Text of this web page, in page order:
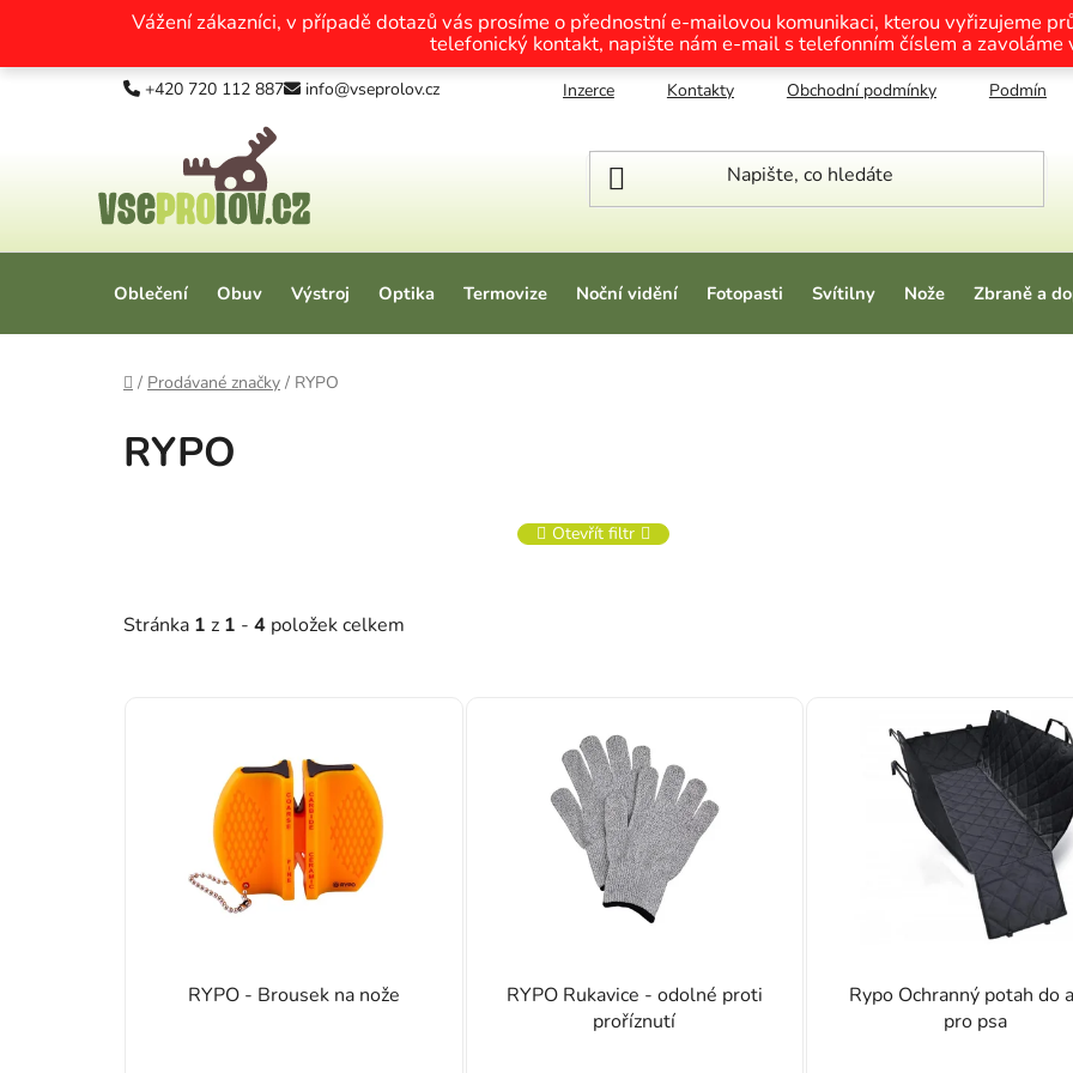
Přejít na obsah
Vážení zákazníci, v případě dotazů vás prosíme o přednostní e-mailovou komunikaci, kterou vyřizujeme
telefonický kontakt, napište nám e-mail s telefonním číslem a zavoláme
+420 720 112 887 info@vseprolov.cz Inzerce Kontakty Obchodní podmínky Podmínky
Oblečení Obuv Výstroj Optika Termovize Noční vidění Fotopasti Svítilny Nože Zbraně a
Domů
/ Prodávané značky / RYPO
RYPO
Otevřít filtr
Stránka 1 z 1 - 4 položek celkem
RYPO - Brousek na nože
RYPO Rukavice - odolné proti
proříznutí
Rypo Ochranný potah do
pro psa